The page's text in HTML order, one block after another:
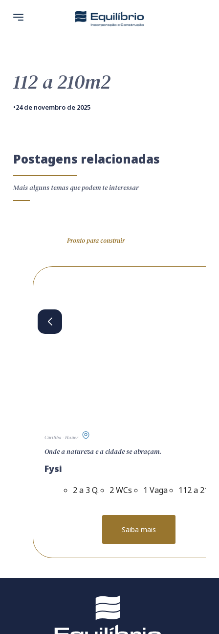
112 a 210m2
•24 de novembro de 2025
Postagens relacionadas
Mais alguns temas que podem te interessar
Pronto para construir
Curitiba - Hauer
Onde a natureza e a cidade se abraçam.
Fysi
2 a 3 Q. 2 WCs 1 Vaga 112 a
Saiba mais